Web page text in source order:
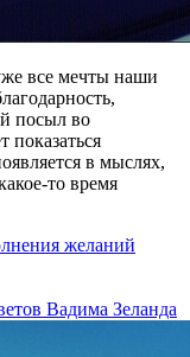
все мечты наши
посыл во
в мыслях,
то время
желаний
Вадима Зеланда